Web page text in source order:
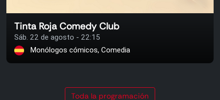
Tinta Roja Comedy Club
Sáb. 22 de agosto - 22:15
Monólogos cómicos, Comedia
Toda la programación